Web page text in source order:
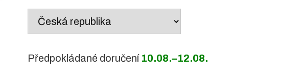
Country
Předpokládané doručení 10.08.–12.08.